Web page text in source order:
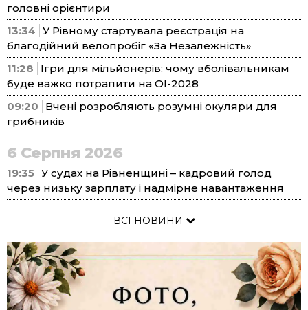
головні орієнтири
13:34 У Рівному стартувала реєстрація на
благодійний велопробіг «За Незалежність»
11:28
Ігри для мільйонерів: чому вболівальникам
буде важко потрапити на ОІ-2028
09:20
Вчені розробляють розумні окуляри для
грибників
6 Серпня 2026
19:35 У судах на Рівненщині – кадровий голод
через низьку зарплату і надмірне навантаження
ВСІ НОВИНИ